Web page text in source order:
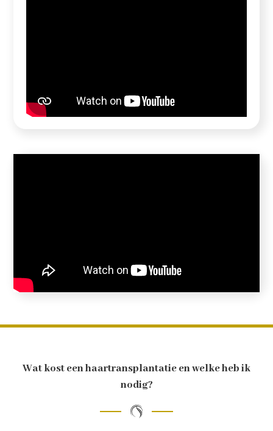
Wat kost een haartransplantatie en welke heb ik
nodig?